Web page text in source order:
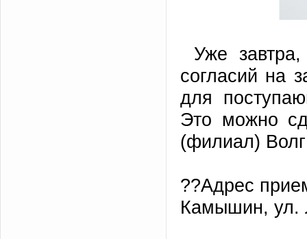
Уже
согласий на
для
Это можно
(филиал)
??Адрес
Камышин, ул.